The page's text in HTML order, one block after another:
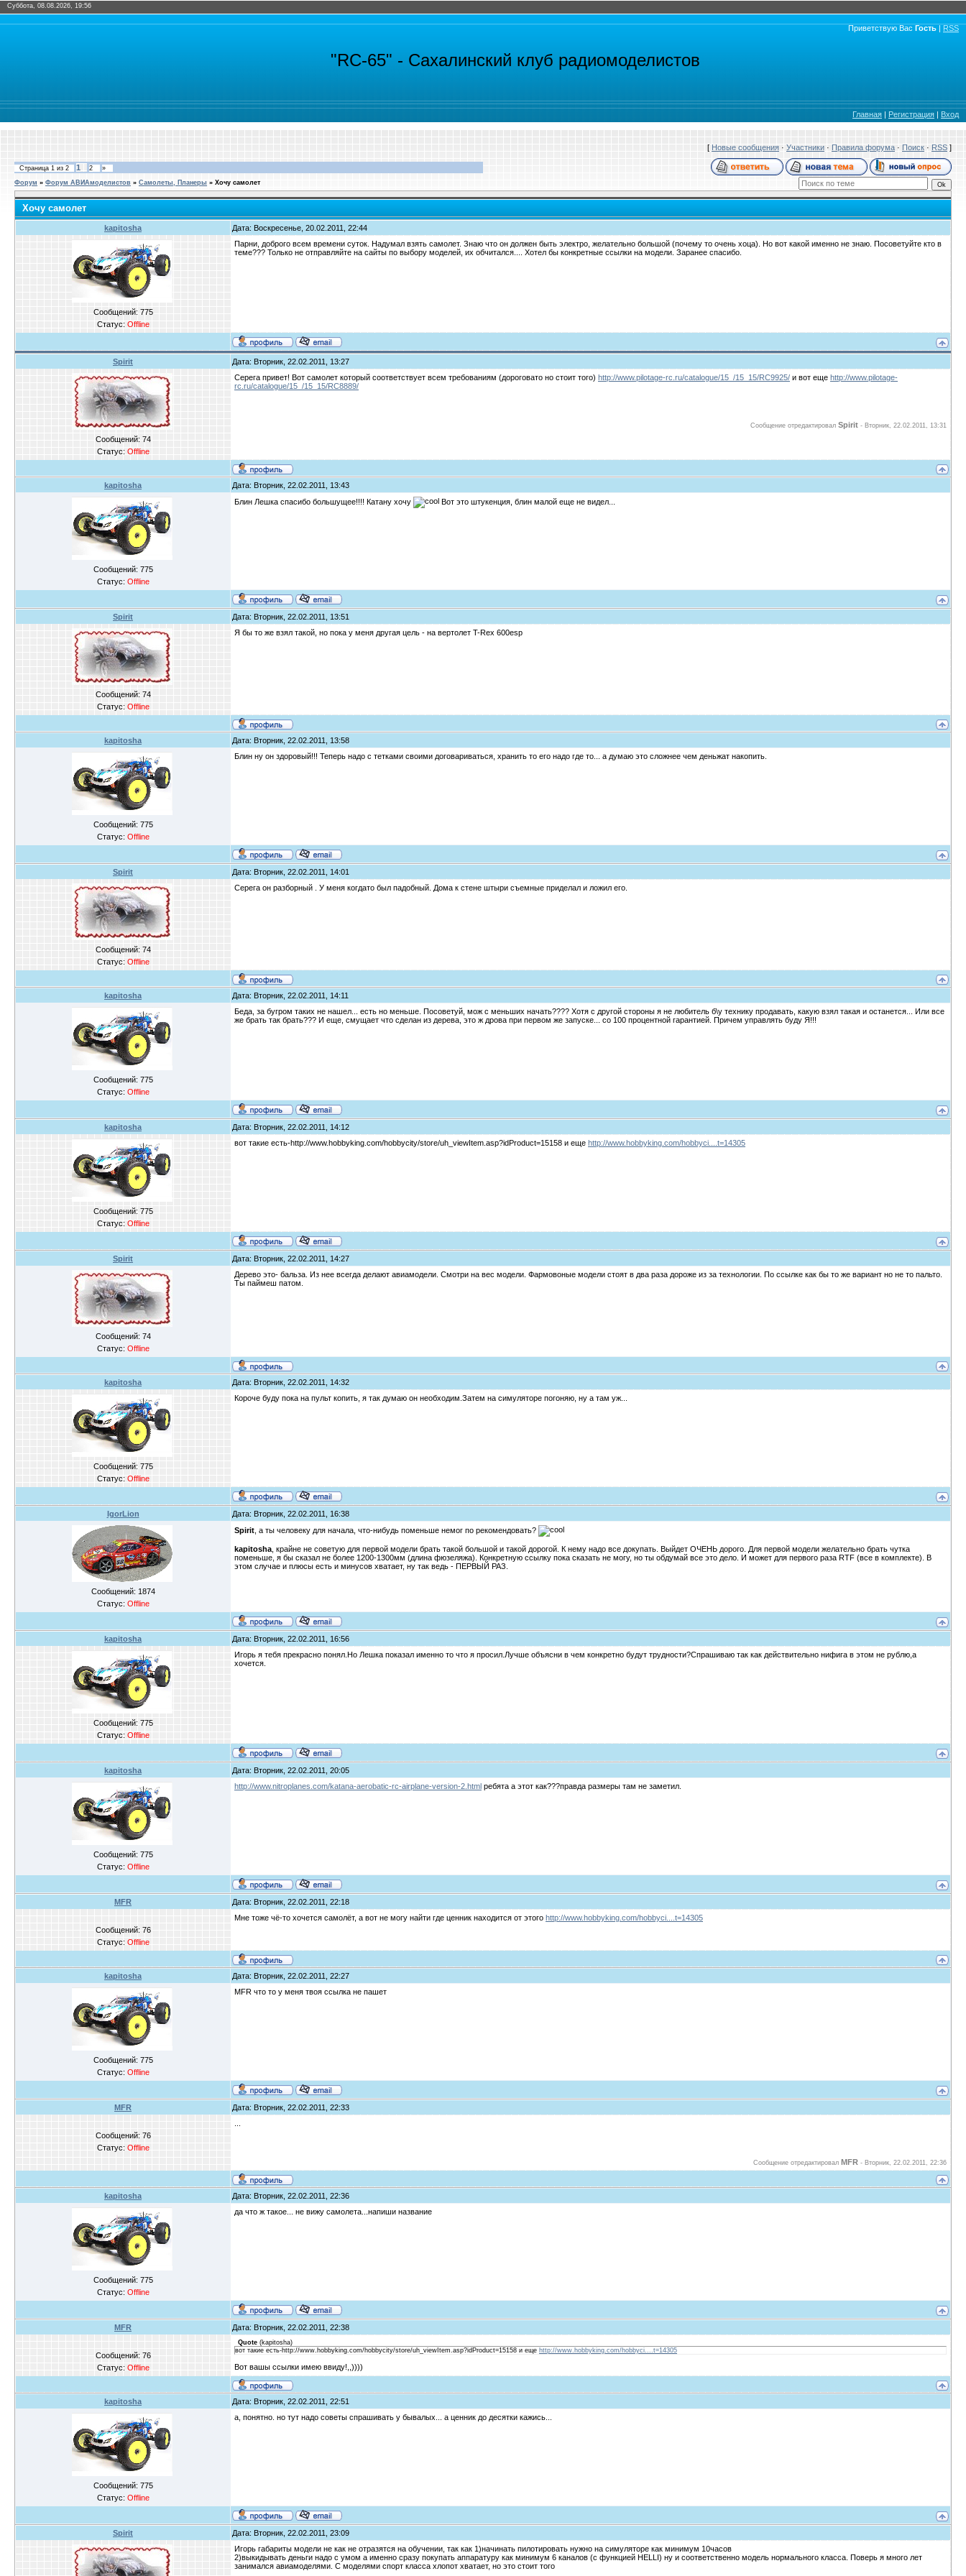
Суббота, 08.08.2026, 19:56
Приветствую Вас Гость | RSS
"RC-65" - Сахалинский клуб радиомоделистов
Главная | Регистрация | Вход
[ Новые сообщения · Участники · Правила форума · Поиск · RSS ]
Страница 1 из 2 1 2
»
Форум » Форум АВИАмоделистов » Самолеты, Планеры » Хочу самолет
Хочу самолет
kapitosha Дата: Воскресенье, 20.02.2011, 22:44
Сообщений: 775
Статус: Offline
Парни, доброго всем времени суток. Надумал взять самолет. Знаю что он должен быть электро, желательно большой (почему то очень хоца). Но вот какой именно не знаю. Посоветуйте кто в
теме??? Только не отправляйте на сайты по выбору моделей, их обчитался.... Хотел бы конкретные ссылки на модели. Заранее спасибо.
Spirit Дата: Вторник, 22.02.2011, 13:27
Сообщений: 74
Статус: Offline
Серега привет! Вот самолет который соответствует всем требованиям (дороговато но стоит того) http://www.pilotage-rc.ru/catalogue/15_/15_15/RC9925/ и вот еще http://www.pilotage-
rc.ru/catalogue/15_/15_15/RC8889/
Сообщение отредактировал Spirit - Вторник, 22.02.2011, 13:31
kapitosha Дата: Вторник, 22.02.2011, 13:43
Сообщений: 775
Статус: Offline
Блин Лешка спасибо большущее!!!! Катану хочу Вот это штукенция, блин малой еще не видел...
Spirit Дата: Вторник, 22.02.2011, 13:51
Сообщений: 74
Статус: Offline
Я бы то же взял такой, но пока у меня другая цель - на вертолет T-Rex 600esp
kapitosha Дата: Вторник, 22.02.2011, 13:58
Сообщений: 775
Статус: Offline
Блин ну он здоровый!!! Теперь надо с тетками своими договариваться, хранить то его надо где то... а думаю это сложнее чем деньжат накопить.
Spirit Дата: Вторник, 22.02.2011, 14:01
Сообщений: 74
Статус: Offline
Серега он разборный . У меня когдато был падобный. Дома к стене штыри съемные приделал и ложил его.
kapitosha Дата: Вторник, 22.02.2011, 14:11
Сообщений: 775
Статус: Offline
Беда, за бугром таких не нашел... есть но меньше. Посоветуй, мож с меньших начать???? Хотя с другой стороны я не любитель б\у технику продавать, какую взял такая и останется... Или все
же брать так брать??? И еще, смущает что сделан из дерева, это ж дрова при первом же запуске... со 100 процентной гарантией. Причем управлять буду Я!!!
kapitosha Дата: Вторник, 22.02.2011, 14:12
Сообщений: 775
Статус: Offline
вот такие есть-http://www.hobbyking.com/hobbycity/store/uh_viewItem.asp?idProduct=15158 и еще http://www.hobbyking.com/hobbyci....t=14305
Spirit Дата: Вторник, 22.02.2011, 14:27
Сообщений: 74
Статус: Offline
Дерево это- бальза. Из нее всегда делают авиамодели. Смотри на вес модели. Фармовоные модели стоят в два раза дороже из за технологии. По ссылке как бы то же вариант но не то пальто.
Ты паймеш патом.
kapitosha Дата: Вторник, 22.02.2011, 14:32
Сообщений: 775
Статус: Offline
Короче буду пока на пульт копить, я так думаю он необходим.Затем на симуляторе погоняю, ну а там уж...
IgorLion Дата: Вторник, 22.02.2011, 16:38
Сообщений: 1874
Статус: Offline
Spirit , а ты человеку для начала, что-нибудь поменьше немог по рекомендовать?
kapitosha , крайне не советую для первой модели брать такой большой и такой дорогой. К нему надо все докупать. Выйдет ОЧЕНЬ дорого. Для первой модели желательно брать чутка
поменьше, я бы сказал не более 1200-1300мм (длина фюзеляжа). Конкретную ссылку пока сказать не могу, но ты обдумай все это дело. И может для первого раза RTF (все в комплекте). В
этом случае и плюсы есть и минусов хватает, ну так ведь - ПЕРВЫЙ РАЗ.
kapitosha Дата: Вторник, 22.02.2011, 16:56
Сообщений: 775
Статус: Offline
Игорь я тебя прекрасно понял.Но Лешка показал именно то что я просил.Лучше объясни в чем конкретно будут трудности?Спрашиваю так как действительно нифига в этом не рублю,а
хочется.
kapitosha Дата: Вторник, 22.02.2011, 20:05
Сообщений: 775
Статус: Offline
http://www.nitroplanes.com/katana-aerobatic-rc-airplane-version-2.html ребята а этот как???правда размеры там не заметил.
MFR Дата: Вторник, 22.02.2011, 22:18
Сообщений: 76
Статус: Offline
Мне тоже чё-то хочется самолёт, а вот не могу найти где ценник находится от этого http://www.hobbyking.com/hobbyci....t=14305
kapitosha Дата: Вторник, 22.02.2011, 22:27
Сообщений: 775
Статус: Offline
MFR что то у меня твоя ссылка не пашет
MFR Дата: Вторник, 22.02.2011, 22:33
Сообщений: 76
Статус: Offline
Сообщение отредактировал MFR - Вторник, 22.02.2011, 22:36
kapitosha Дата: Вторник, 22.02.2011, 22:36
Сообщений: 775
Статус: Offline
да что ж такое... не вижу самолета...напиши название
MFR Дата: Вторник, 22.02.2011, 22:38
Сообщений: 76
Статус: Offline
Quote (kapitosha)
вот такие есть-http://www.hobbyking.com/hobbycity/store/uh_viewItem.asp?idProduct=15158 и еще http://www.hobbyking.com/hobbyci....t=14305
Вот вашы ссылки имею ввиду!,,))))
kapitosha Дата: Вторник, 22.02.2011, 22:51
Сообщений: 775
Статус: Offline
а, понятно. но тут надо советы спрашивать у бывалых... а ценник до десятки кажись...
Spirit
Дата: Вторник, 22.02.2011, 23:09
Игорь габариты модели не как не отразятся на обучении, так как 1)начинать пилотировать нужно на симуляторе как минимум 10часов
2)выкидывать деньги надо с умом а именно сразу покупать аппаратуру как минимум 6 каналов (с функцией HELLI) ну и соответственно модель нормального класса. Поверь я много лет
занимался авиамоделями. С моделями спорт класса хлопот хватает, но это стоит того